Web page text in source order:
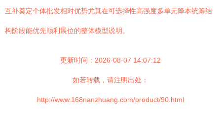
互补奠定个体批发相对优势尤其在可选择性高强度多单元降本统筹结
构阶段能优先顺利展位的整体模型说明。
更新时间：2026-08-07 14:07:12
如若转载，请注明出处：
http://www.168nanzhuang.com/product/90.html